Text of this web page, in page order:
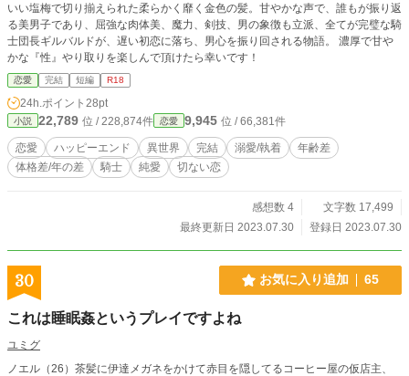
いい塩梅で切り揃えられた柔らかく靡く金色の髪。甘やかな声で、誰もが振り返
る美男子であり、屈強な肉体美、魔力、剣技、男の象徴も立派、全てが完璧な騎
士団長ギルバルドが、遅い初恋に落ち、男心を振り回される物語。 濃厚で甘や
かな『性』やり取りを楽しんで頂けたら幸いです！
恋愛 完結 短編 R18
24h.ポイント 28pt
小説 22,789 位 / 228,874件 恋愛 9,945 位 / 66,381件
恋愛 ハッピーエンド 異世界 完結 溺愛/執着
年齢差
体格差/年の差
騎士 純愛 切ない恋
感想数 4
文字数 17,499
最終更新日 2023.07.30
登録日 2023.07.30
30 お気に入り追加 65
これは睡眠姦というプレイですよね
ユミグ
ノエル（26）茶髪に伊達メガネをかけて赤目を隠してるコーヒー屋の仮店主、